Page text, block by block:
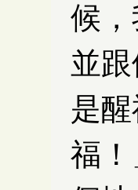
候
並
是
福